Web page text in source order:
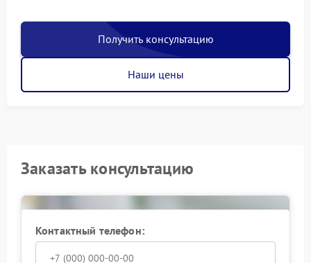
Получить консультацию
Наши цены
Заказать консультацию
Контактный телефон: